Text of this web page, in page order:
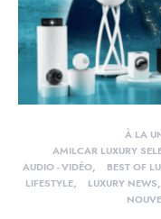
À LA
AMILCAR LUXURY
AUDIO - VIDÉO
BEST OF
LIFESTYLE
LUXURY NEWS